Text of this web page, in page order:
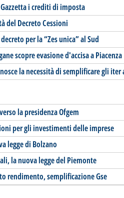
i crediti di imposta
del Decreto Cessioni
per la “Zes unica” al Sud
scopre evasione d'accisa a Piacenza
la necessità di semplificare gli
la presidenza Ofgem
per gli investimenti delle imprese
legge di Bolzano
la nuova legge del Piemonte
rendimento, semplificazione Gse